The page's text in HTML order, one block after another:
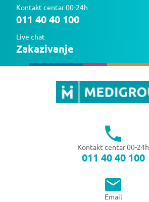
Kontakt centar 00-24h
011 40 40 100
Live chat
Zakazivanje
Kontakt centar 00-24h
011 40 40 100
Email